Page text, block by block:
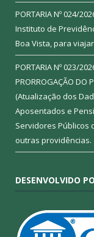
PORTARIA Nº 024/
Instituto de
Boa Vista, para
PORTARIA Nº 023/
PRORROGAÇÃO DO
(Atualização dos
Aposentados e
Servidores Públicos
outras providências.
DESENVOLVIDO